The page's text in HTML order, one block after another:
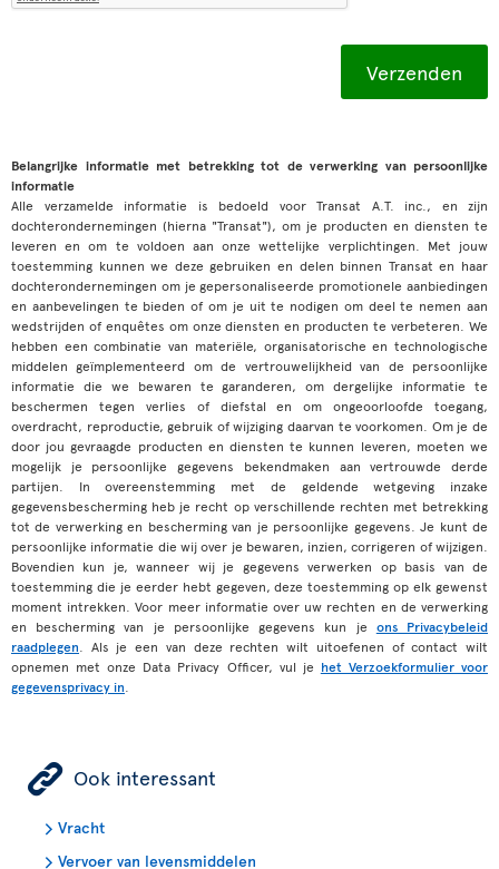
Belangrijke informatie met betrekking tot de verwerking van persoonlijke
informatie
Alle verzamelde informatie is bedoeld voor Transat A.T. inc., en zijn
dochterondernemingen (hierna "Transat"), om je producten en diensten te
leveren en om te voldoen aan onze wettelijke verplichtingen. Met jouw
toestemming kunnen we deze gebruiken en delen binnen Transat en haar
dochterondernemingen om je gepersonaliseerde promotionele aanbiedingen
en aanbevelingen te bieden of om je uit te nodigen om deel te nemen aan
wedstrijden of enquêtes om onze diensten en producten te verbeteren. We
hebben een combinatie van materiële, organisatorische en technologische
middelen geïmplementeerd om de vertrouwelijkheid van de persoonlijke
informatie die we bewaren te garanderen, om dergelijke informatie te
beschermen tegen verlies of diefstal en om ongeoorloofde toegang,
overdracht, reproductie, gebruik of wijziging daarvan te voorkomen. Om je de
door jou gevraagde producten en diensten te kunnen leveren, moeten we
mogelijk je persoonlijke gegevens bekendmaken aan vertrouwde derde
partijen. In overeenstemming met de geldende wetgeving inzake
gegevensbescherming heb je recht op verschillende rechten met betrekking
tot de verwerking en bescherming van je persoonlijke gegevens. Je kunt de
persoonlijke informatie die wij over je bewaren, inzien, corrigeren of wijzigen.
Bovendien kun je, wanneer wij je gegevens verwerken op basis van de
toestemming die je eerder hebt gegeven, deze toestemming op elk gewenst
moment intrekken. Voor meer informatie over uw rechten en de verwerking
en bescherming van je persoonlijke gegevens kun je ons Privacybeleid
raadplegen . Als je een van deze rechten wilt uitoefenen of contact wilt
opnemen met onze Data Privacy Officer, vul je het Verzoekformulier voor
gegevensprivacy in
ÿ Ook interessant
Vracht
Vervoer van levensmiddelen